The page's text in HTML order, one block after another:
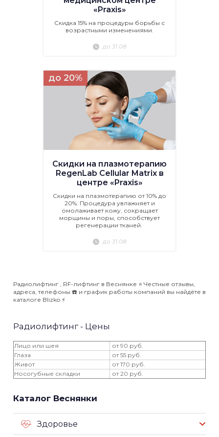
«Praxis»
Скидка 15% на процедуры борьбы с
возрастными изменениями.
до 31.08
до 20%
Скидки на плазмотерапию
RegenLab Cellular Matrix в
центре «Praxis»
Скидки на плазмотерапию от 10% до
20%. Процедура увлажняет и
омолаживает кожу, сокращает
морщины и поры, способствует
регенерации тканей.
до 31.08
Радиолифтинг , RF-лифтинг в Веснянке ⭐️ Честные отзывы,
адреса, телефоны ☎️ и график работы компаний вы найдёте в
каталоге Blizko ⚡️
Радиолифтинг - Цены
Лицо или шея
от 90 руб.
Глаза
от 55 руб.
Живот
от 170 руб.
Носогубные складки
от 20 руб.
Каталог Веснянки
Здоровье